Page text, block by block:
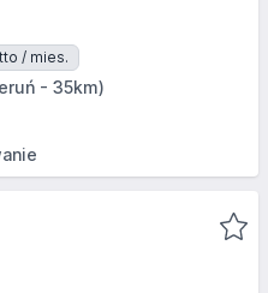
/ mies.
- 35km)